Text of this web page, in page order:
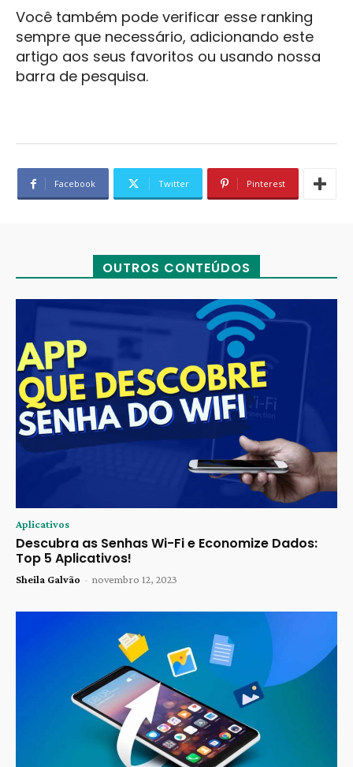
Você também pode verificar esse ranking
sempre que necessário, adicionando este
artigo aos seus favoritos ou usando nossa
barra de pesquisa.
Facebook Twitter Pinterest
OUTROS CONTEÚDOS
Aplicativos
Descubra as Senhas Wi-Fi e Economize Dados:
Top 5 Aplicativos!
Sheila Galvão - novembro 12, 2023